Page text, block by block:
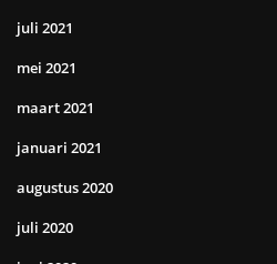
juli 2021
mei 2021
maart 2021
januari 2021
augustus 2020
juli 2020